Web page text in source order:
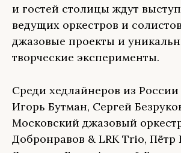
и гостей столицы ждут
ведущих оркестров и
джазовые проекты и
творческие эксперименты.
Среди хедлайнеров из России
Игорь Бутман, Сергей
Московский джазовый
Добронравов & LRK Trio, Пётр